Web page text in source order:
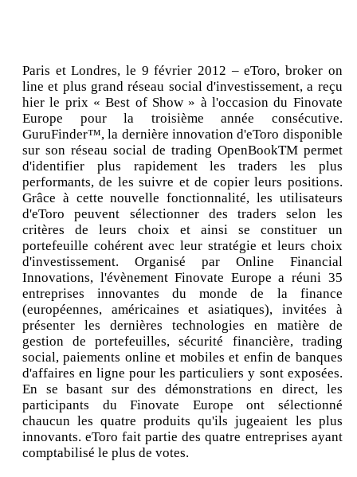
Paris et Londres, le 9 février 2012 – eToro, broker on
line et plus grand réseau social d'investissement, a reçu
hier le prix « Best of Show » à l'occasion du Finovate
Europe pour la troisième année consécutive.
GuruFinder™, la dernière innovation d'eToro disponible
sur son réseau social de trading OpenBookTM permet
d'identifier plus rapidement les traders les plus
performants, de les suivre et de copier leurs positions.
Grâce à cette nouvelle fonctionnalité, les utilisateurs
d'eToro peuvent sélectionner des traders selon les
critères de leurs choix et ainsi se constituer un
portefeuille cohérent avec leur stratégie et leurs choix
d'investissement. Organisé par Online Financial
Innovations, l'évènement Finovate Europe a réuni 35
entreprises innovantes du monde de la finance
(européennes, américaines et asiatiques), invitées à
présenter les dernières technologies en matière de
gestion de portefeuilles, sécurité financière, trading
social, paiements online et mobiles et enfin de banques
d'affaires en ligne pour les particuliers y sont exposées.
En se basant sur des démonstrations en direct, les
participants du Finovate Europe ont sélectionné
chaucun les quatre produits qu'ils jugeaient les plus
innovants. eToro fait partie des quatre entreprises ayant
comptabilisé le plus de votes.